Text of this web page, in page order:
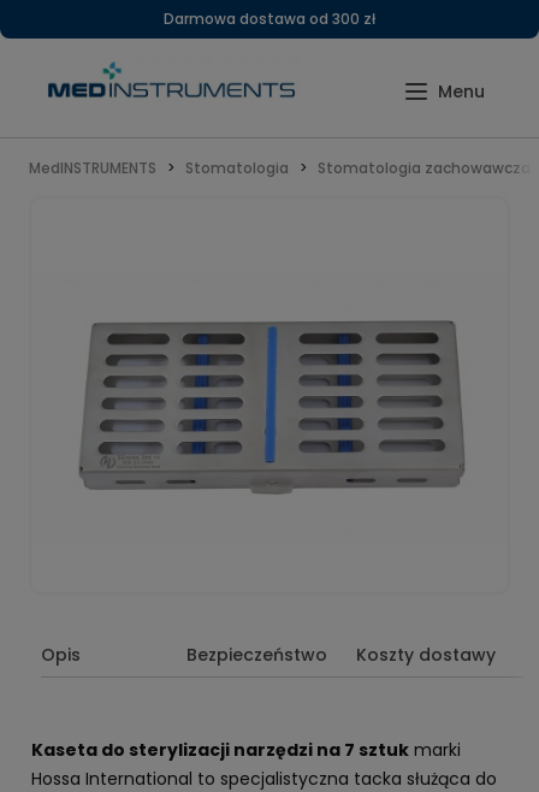
Darmowa dostawa od 300 zł
MedINSTRUMENTS Stomatologia Stomatologia zachowawcza
Opis Bezpieczeństwo Koszty dostawy
Kaseta do sterylizacji narzędzi na 7 sztuk marki
Hossa International to specjalistyczna tacka służąca do